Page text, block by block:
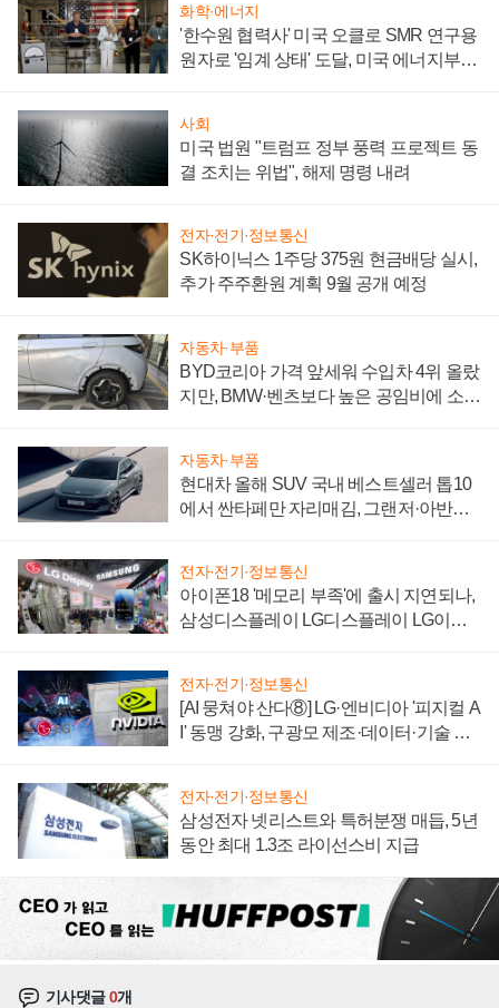
화학·에너지
'한수원 협력사' 미국 오클로 SMR 연구용
원자로 '임계 상태' 도달, 미국 에너지부
사회
미국 법원 "트럼프 정부 풍력 프로젝트 동
결 조치는 위법", 해제 명령 내려
전자·전기·정보통신
SK하이닉스 1주당 375원 현금배당 실시,
추가 주주환원 계획 9월 공개 예정
자동차·부품
BYD코리아 가격 앞세워 수입차 4위 올랐
지만, BMW·벤츠보다 높은 공임비에 소비
자동차·부품
현대차 올해 SUV 국내 베스트셀러 톱10
에서 싼타페만 자리매김, 그랜저·아반떼
전자·전기·정보통신
아이폰18 '메모리 부족'에 출시 지연되나,
삼성디스플레이 LG디스플레이 LG이노
전자·전기·정보통신
[AI 뭉쳐야 산다⑧] LG·엔비디아 '피지컬 A
I' 동맹 강화, 구광모 제조·데이터·기술 결
전자·전기·정보통신
삼성전자 넷리스트와 특허분쟁 매듭, 5년
동안 최대 1.3조 라이선스비 지급
기사댓글0개